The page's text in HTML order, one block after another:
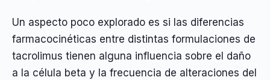
Un aspecto poco explorado es si las diferencias
farmacocinéticas entre distintas formulaciones de
tacrolimus tienen alguna influencia sobre el daño
a la célula beta y la frecuencia de alteraciones del